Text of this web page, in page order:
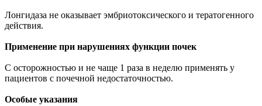
Лонгидаза не оказывает эмбриотоксического и тератогенного
действия.
Применение при нарушениях функции почек
С осторожностью и не чаще 1 раза в неделю применять у
пациентов с почечной недостаточностью.
Особые указания